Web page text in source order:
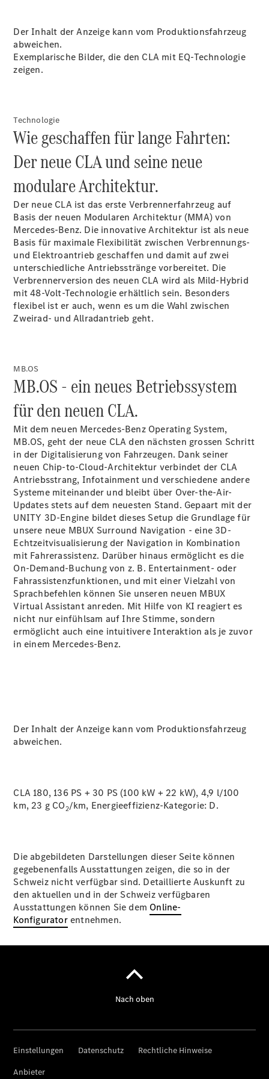
Der Inhalt der Anzeige kann vom Produktionsfahrzeug
abweichen.
Exemplarische Bilder, die den CLA mit EQ-Technologie
zeigen.
Technologie
Wie geschaffen für lange Fahrten:
Der neue CLA und seine neue
modulare Architektur.
Der neue CLA ist das erste Verbrennerfahrzeug auf
Basis der neuen Modularen Architektur (MMA) von
Mercedes-Benz. Die innovative Architektur ist als neue
Basis für maximale Flexibilität zwischen Verbrennungs-
und Elektroantrieb geschaffen und damit auf zwei
unterschiedliche Antriebsstränge vorbereitet. Die
Verbrennerversion des neuen CLA wird als Mild-Hybrid
mit 48-Volt-Technologie erhältlich sein. Besonders
flexibel ist er auch, wenn es um die Wahl zwischen
Zweirad- und Allradantrieb geht.
MB.OS
MB.OS - ein neues Betriebssystem
für den neuen CLA.
Mit dem neuen Mercedes-Benz Operating System,
MB.OS, geht der neue CLA den nächsten grossen Schritt
in der Digitalisierung von Fahrzeugen. Dank seiner
neuen Chip-to-Cloud-Architektur verbindet der CLA
Antriebsstrang, Infotainment und verschiedene andere
Systeme miteinander und bleibt über Over-the-Air-
Updates stets auf dem neuesten Stand. Gepaart mit der
UNITY 3D-Engine bildet dieses Setup die Grundlage für
unsere neue MBUX Surround Navigation - eine 3D-
Echtzeitvisualisierung der Navigation in Kombination
mit Fahrerassistenz. Darüber hinaus ermöglicht es die
On-Demand-Buchung von z. B. Entertainment- oder
Fahrassistenzfunktionen, und mit einer Vielzahl von
Sprachbefehlen können Sie unseren neuen MBUX
VirtualAssistantanreden. Mit Hilfe von KI reagiert es
nicht nur einfühlsam auf Ihre Stimme, sondern
ermöglicht auch eine intuitivere Interaktion als je zuvor
in einem Mercedes-Benz.
Der Inhalt der Anzeige kann vom Produktionsfahrzeug
abweichen.
CLA 180, 136 PS + 30 PS (100 kW + 22 kW), 4,9 l/100
km, 23 g CO2/km, Energieeffizienz-Kategorie: D.
Die abgebildeten Darstellungen dieser Seite können
gegebenenfalls Ausstattungen zeigen, die so in der
Schweiz nicht verfügbar sind. Detaillierte Auskunft zu
den aktuellen und in der Schweiz verfügbaren
Ausstattungen können Sie dem Online-
Konfiguratorentnehmen.